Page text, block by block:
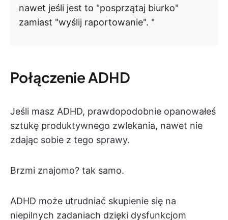
nawet jeśli jest to "posprzątaj biurko"
zamiast "wyślij raportowanie". "
Połączenie ADHD
Jeśli masz ADHD, prawdopodobnie opanowałeś
sztukę produktywnego zwlekania, nawet nie
zdając sobie z tego sprawy.
Brzmi znajomo? tak samo.
ADHD może utrudniać skupienie się na
niepilnych zadaniach dzięki dysfunkcjom